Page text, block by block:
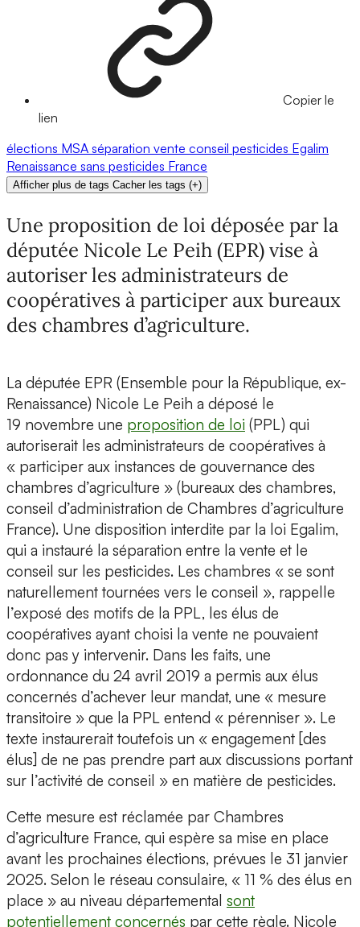
Copier le
lien
élections MSA séparation vente conseil pesticides Egalim
Renaissance sans pesticides France
Afficher plus de tags Cacher les tags (+)
Une proposition de loi déposée par la
députée Nicole Le Peih (EPR) vise à
autoriser les administrateurs de
coopératives à participer aux bureaux
des chambres d’agriculture.
La députée EPR (Ensemble pour la République, ex-
Renaissance) Nicole Le Peih a déposé le
19 novembre une proposition de loi (PPL) qui
autoriserait les administrateurs de coopératives à
« participer aux instances de gouvernance des
chambres d’agriculture » (bureaux des chambres,
conseil d’administration de Chambres d’agriculture
France). Une disposition interdite par la loi Egalim,
qui a instauré la séparation entre la vente et le
conseil sur les pesticides. Les chambres « se sont
naturellement tournées vers le conseil », rappelle
l’exposé des motifs de la PPL, les élus de
coopératives ayant choisi la vente ne pouvaient
donc pas y intervenir. Dans les faits, une
ordonnance du 24 avril 2019 a permis aux élus
concernés d’achever leur mandat, une « mesure
transitoire » que la PPL entend « pérenniser ». Le
texte instaurerait toutefois un « engagement [des
élus] de ne pas prendre part aux discussions portant
sur l’activité de conseil » en matière de pesticides.
Cette mesure est réclamée par Chambres
d’agriculture France, qui espère sa mise en place
avant les prochaines élections, prévues le 31 janvier
2025. Selon le réseau consulaire, « 11 % des élus en
place » au niveau départemental sont
potentiellement concernés par cette règle. Nicole